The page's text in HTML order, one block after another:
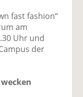
fast fashion“
am
Uhr und
der